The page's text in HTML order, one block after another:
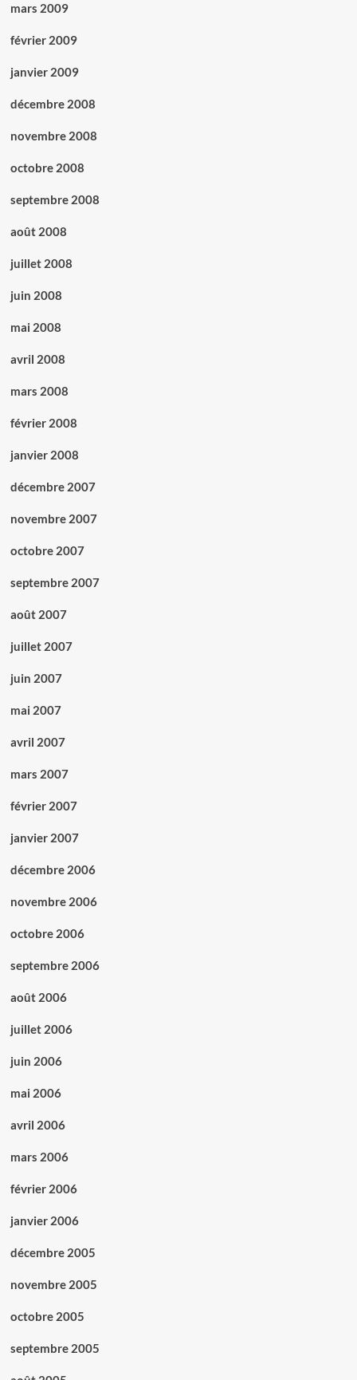
mars 2009
février 2009
janvier 2009
décembre 2008
novembre 2008
octobre 2008
septembre 2008
août 2008
juillet 2008
juin 2008
mai 2008
avril 2008
mars 2008
février 2008
janvier 2008
décembre 2007
novembre 2007
octobre 2007
septembre 2007
août 2007
juillet 2007
juin 2007
mai 2007
avril 2007
mars 2007
février 2007
janvier 2007
décembre 2006
novembre 2006
octobre 2006
septembre 2006
août 2006
juillet 2006
juin 2006
mai 2006
avril 2006
mars 2006
février 2006
janvier 2006
décembre 2005
novembre 2005
octobre 2005
septembre 2005